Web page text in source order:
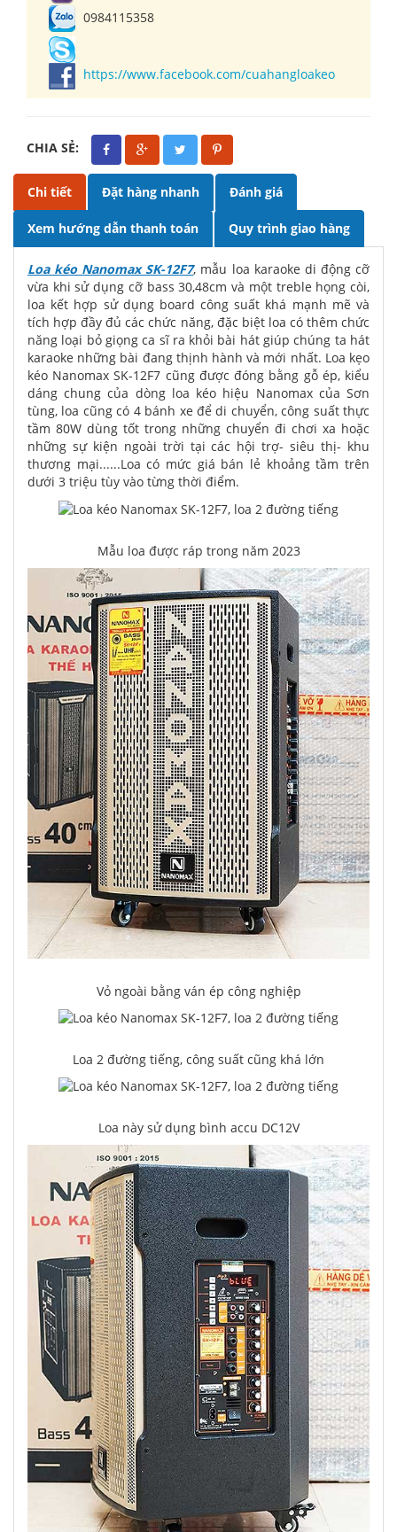
0984115358
https://www.facebook.com/cuahangloakeo
CHIA SẺ:
Chi tiết Đặt hàng nhanh Đánh giá
Xem hướng dẫn thanh toán Quy trình giao hàng
Loa kéo Nanomax SK-12F7, mẫu loa karaoke di động cỡ
vừa khi sử dụng cỡ bass 30,48cm và một treble họng còi,
loa kết hợp sử dụng board công suất khá mạnh mẽ và
tích hợp đầy đủ các chức năng, đặc biệt loa có thêm chức
năng loại bỏ giọng ca sĩ ra khỏi bài hát giúp chúng ta hát
karaoke những bài đang thịnh hành và mới nhất. Loa kẹo
kéo Nanomax SK-12F7 cũng được đóng bằng gỗ ép, kiểu
dáng chung của dòng loa kéo hiệu Nanomax của Sơn
tùng, loa cũng có 4 bánh xe để di chuyển, công suất thực
tầm 80W dùng tốt trong những chuyển đi chơi xa hoặc
những sự kiện ngoài trời tại các hội trợ- siêu thị- khu
thương mại......Loa có mức giá bán lẻ khoảng tầm trên
dưới 3 triệu tùy vào từng thời điểm.
Mẫu loa được ráp trong năm 2023
Vỏ ngoài bằng ván ép công nghiệp
Loa 2 đường tiếng, công suất cũng khá lớn
Loa này sử dụng bình accu DC12V